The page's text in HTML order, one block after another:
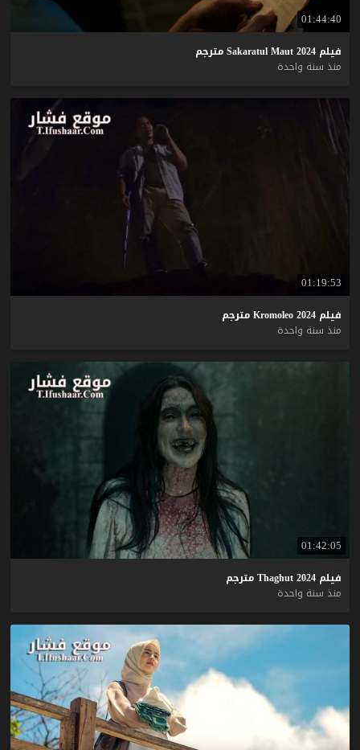
01:44:40
فيلم Sakaratul Maut 2024
مترجم
منذ سنة واحدة
01:19:53
فيلم Kromoleo 2024
مترجم
منذ سنة واحدة
01:42:05
فيلم Thaghut 2024
مترجم
منذ سنة واحدة